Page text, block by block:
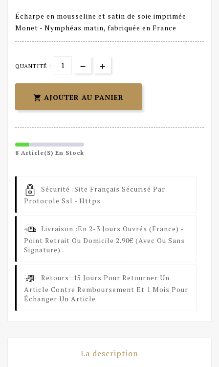
Écharpe en mousseline et satin de soie imprimée
Monet - Nymphéas matin, fabriquée en France
QUANTITÉ :
 AJOUTER AU PANIER
8 Article(s) En Stock
Sécurité :Site Français Sécurisé Par
Protocole Ssl - Https
Livraison :En 2-3 Jours Ouvrés (France) -
Point Retrait Ou Domicile 2.90€ (avec Ou Sans
Signature) .
Retours : 15 Jours Pour Retourner Un
Article Contre Remboursement Et 1 Mois Pour
Échanger Un Article
La description